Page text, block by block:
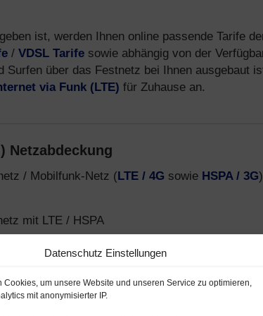
Datenschutz Einstellungen
Cookies, um unsere Website und unseren Service zu optimieren,
mit anonymisierter IP.
ist, werden Ihnen online passende Tarife
/ VDSL Tarife sowie abhängig von der
Surfen über das Festnetz bei Ihnen ausgebaut
via Funk (LTE) für Zuhause an.
Netzabdeckung
/ Mobilfunk-Netz (LTE / 4G sowie HSPA / 3G
mit LTE / HSPA
/ HSPA
Netz
Smartphone Tarife über das Telekom